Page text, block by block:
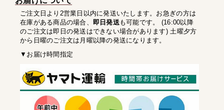
ご注文日より2営業日以内に発送いたします。お急ぎの方は
在庫がある商品の場合、
即日発送も可能です。 (16:00以降
のご注文は即日の発送はできない場合があります) 土曜夕方
から日曜のご注文は月曜以降の発送になります。
▼お届け時間指定